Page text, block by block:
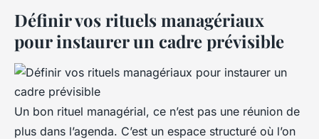
Définir vos rituels managériaux
pour instaurer un cadre prévisible
Un bon rituel managérial, ce n’est pas une réunion de
plus dans l’agenda. C’est un espace structuré où l’on